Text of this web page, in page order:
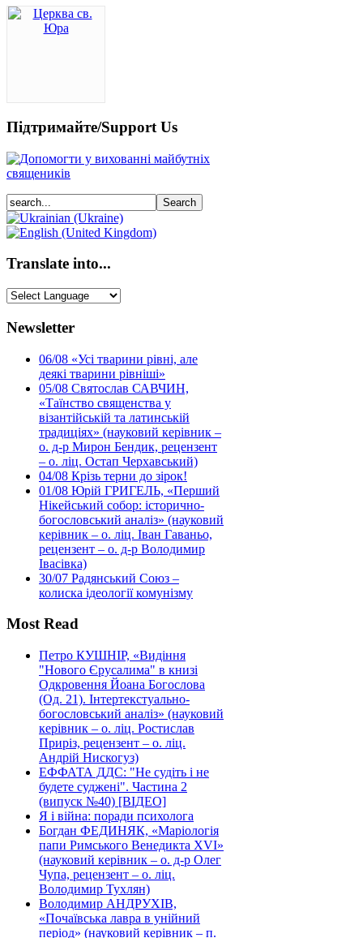
Підтримайте/Support Us
Translate into...
Newsletter
06/08 «Усі тварини рівні, але
деякі тварини рівніші»
05/08 Святослав САВЧИН,
«Таїнство священства у
візантійській та латинській
традиціях» (науковий керівник –
о. д-р Мирон Бендик, рецензент
– о. ліц. Остап Черхавський)
04/08 Крізь терни до зірок!
01/08 Юрій ГРИГЕЛЬ, «Перший
Нікейський собор: історично-
богословський аналіз» (науковий
керівник – о. ліц. Іван Гаваньо,
рецензент – о. д-р Володимир
Івасівка)
30/07 Радянський Союз –
колиска ідеології комунізму
Most Read
Петро КУШНІР, «Видіння
"Нового Єрусалима" в книзі
Одкровення Йоана Богослова
(Од. 21). Інтертекстуально-
богословський аналіз» (науковий
керівник – о. ліц. Ростислав
Приріз, рецензент – о. ліц.
Андрій Нискогуз)
ЕФФАТА ДДС: "Не судіть і не
будете суджені". Частина 2
(випуск №40) [ВІДЕО]
Я і війна: поради психолога
Богдан ФЕДИНЯК, «Маріологія
папи Римського Венедикта XVI»
(науковий керівник – о. д-р Олег
Чупа, рецензент – о. ліц.
Володимир Тухлян)
Володимир АНДРУХІВ,
«Почаївська лавра в унійний
період» (науковий керівник – п.